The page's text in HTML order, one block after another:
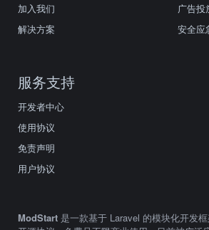
加入我们
解决方案
广告投
安全应
服务支持
开发者中心
使用协议
免责声明
用户协议
ModStart 是一款基于 Laravel 的模块化开发